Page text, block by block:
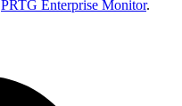
PRTG Enterprise Monitor.